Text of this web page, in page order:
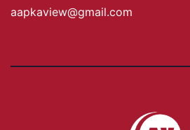
aapkaview@gmail.com